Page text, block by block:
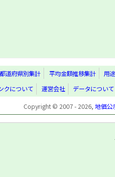
都道府県別集計 平均金額推移集計
用
クについて
運営会社
データについて
Copyright © 2007 - 2026, 地価公